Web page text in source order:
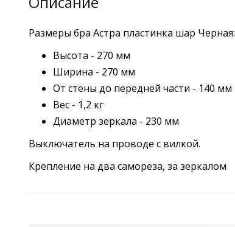
Размеры бра Астра пластинка шар Черная:
Высота - 270 мм
Ширина - 270 мм
От стены до передней части - 140 мм
Вес - 1,2 кг
Диаметр зеркала - 230 мм
Выключатель на проводе с вилкой.
Крепление на два самореза, за зеркалом